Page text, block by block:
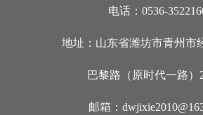
电话：0536-
地址：山东省潍坊市青州市
巴黎路（原时代一路）
邮箱：